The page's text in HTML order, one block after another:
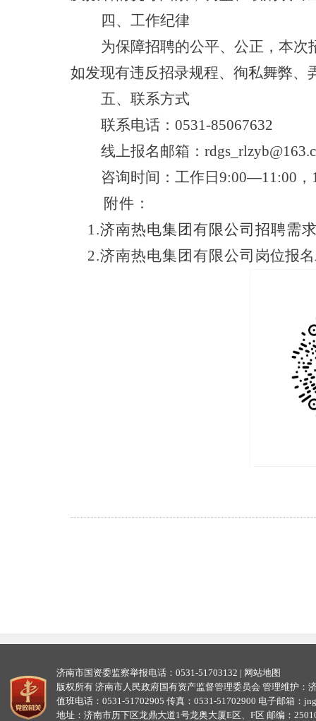
四、工作纪律
为保障招聘的公平、公正，本
如发现有违反招录规程、徇私舞弊
五、联系方式
联系电话： 0531-85067632
线上报名邮箱：
咨询时间：工作日 9:00—11:00 ，
附件：
1.济南热电集团有限公司招聘需
2.济南热电集团有限公司 岗位报
济南市国资委监察举报电话：0531-51703132 | 网站地图
版权所有 济南市人民政府国有资产监督管理委员会 管理维护：
值班电话：0531-51702905 传真：0531-51702900 电子邮箱：
地址：济南市历下区龙鼎大道1号龙奥大厦E区、F区 邮编：